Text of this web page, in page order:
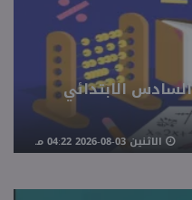
الابتدائي
الاثنين 03-08-2026 04:22 مـ